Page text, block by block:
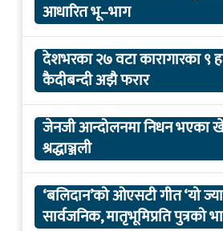
आधारित भू–भाग
देशभरका २७ वटा कारागारका ९
कैदीबन्दी अझै फरार
जेनजी आन्दोलनमा निधन भएका
श्रद्धाञ्जली
‘बलिदान’को ओएसटी गीत ‘यो
सार्वजनिक, मातृभूमिप्रति पुत्रको